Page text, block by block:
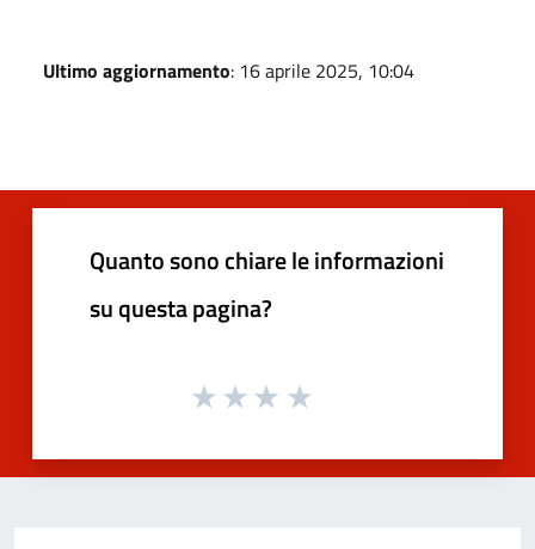
Ultimo aggiornamento: 16 aprile 2025, 10:04
Quanto sono chiare le informazioni
su questa pagina?